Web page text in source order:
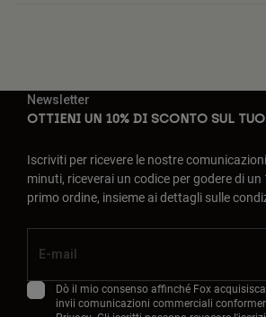
Newsletter
OTTIENI UN 10% DI SCONTO SUL
Iscriviti per ricevere le nostre
minuti, riceverai un codice per godere di
primo ordine, insieme ai dettagli sulle
Dò il mio consenso affinché Fox
invii comunicazioni commerciali